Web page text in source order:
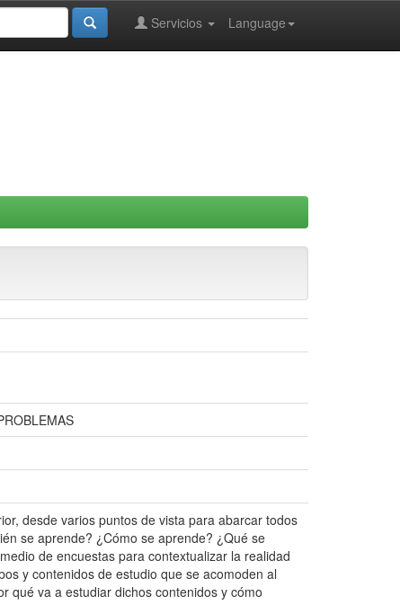
Language
Servicios
desde varios puntos de vista para abarcar todos
se aprende? ¿Cómo se aprende? ¿Qué se
de encuestas para contextualizar la realidad
y contenidos de estudio que se acomoden al
qué va a estudiar dichos contenidos y cómo